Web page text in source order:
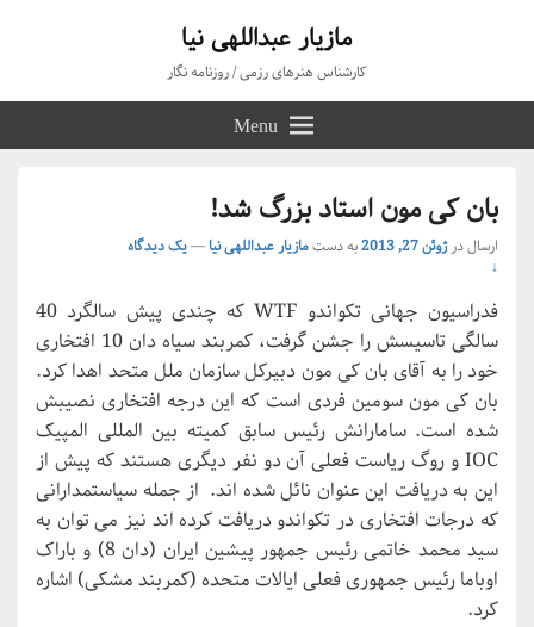
مازیار عبداللهی نیا
کارشناس هنرهای رزمی / روزنامه نگار
Menu
بان کی مون استاد بزرگ شد!
ارسال درژوئن 27, 2013 به دستمازیار عبداللهی نیا—یک دیدگاه
↓
فدراسیون جهانی تکواندو WTF که چندی پیش سالگرد 40
سالگی تاسیسش را جشن گرفت، کمربند سیاه دان 10 افتخاری
خود را به آقای بان کی مون دبیرکل سازمان ملل متحد اهدا کرد.
بان کی مون سومین فردی است که این درجه افتخاری نصیبش
شده است. سامارانش رئیس سابق کمیته بین المللی المپیک
IOC و روگ ریاست فعلی آن دو نفر دیگری هستند که پیش از
این به دریافت این عنوان نائل شده اند. از جمله سیاستمدارانی
که درجات افتخاری در تکواندو دریافت کرده اند نیز می توان به
سید محمد خاتمی رئیس جمهور پیشین ایران (دان 8) و باراک
اوباما رئیس جمهوری فعلی ایالات متحده (کمربند مشکی) اشاره
کرد.